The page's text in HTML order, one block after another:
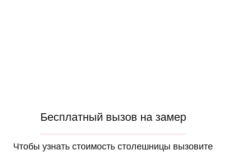
Бесплатный вызов на замер
Чтобы узнать стоимость столешницы вызовите